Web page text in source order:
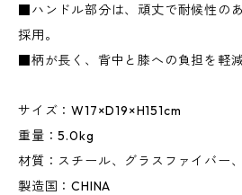
■ハンドル部分は、頑丈で耐候性の
採用。
■柄が長く、背中と膝への負担を軽減
サイズ：W17×D19×H151cm
重量：5.0kg
材質：スチール、グラスファイバー
製造国：CHINA